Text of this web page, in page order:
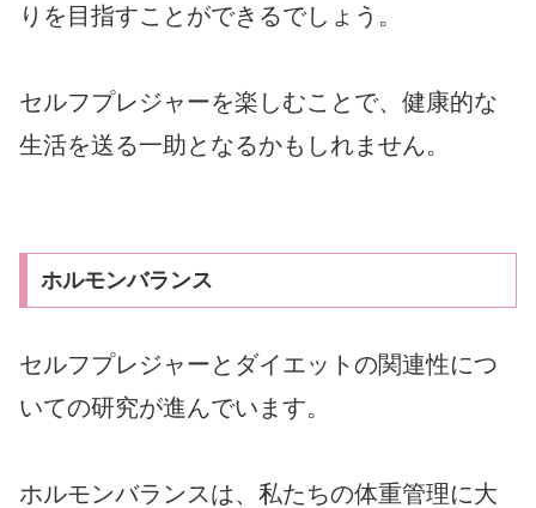
りを目指すことができるでしょう。
セルフプレジャーを楽しむことで、健康的な
生活を送る一助となるかもしれません。
ホルモンバランス
セルフプレジャーとダイエットの関連性につ
いての研究が進んでいます。
ホルモンバランスは、私たちの体重管理に大